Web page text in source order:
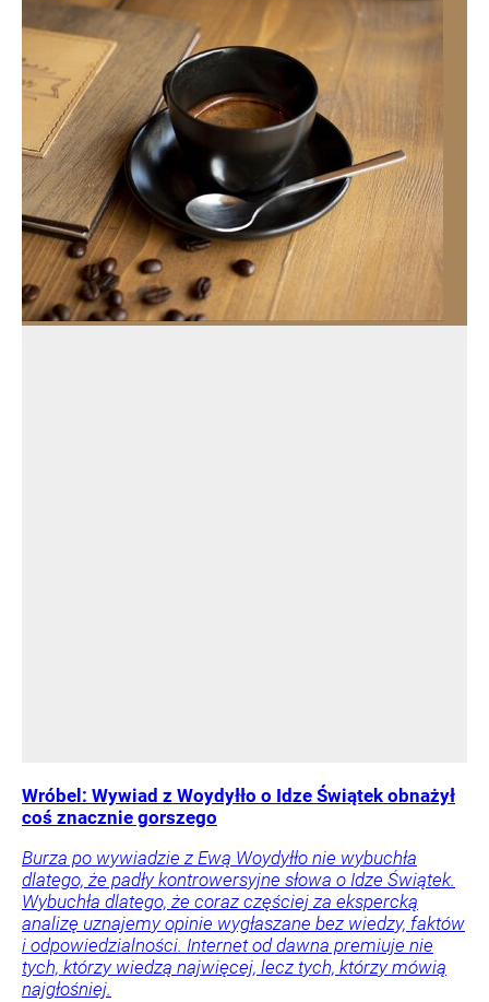
Wróbel: Wywiad z Woydyłło o Idze Świątek obnażył
coś znacznie gorszego
Burza po wywiadzie z Ewą Woydyłło nie wybuchła
dlatego, że padły kontrowersyjne słowa o Idze Świątek.
Wybuchła dlatego, że coraz częściej za ekspercką
analizę uznajemy opinie wygłaszane bez wiedzy, faktów
i odpowiedzialności. Internet od dawna premiuje nie
tych, którzy wiedzą najwięcej, lecz tych, którzy mówią
najgłośniej.